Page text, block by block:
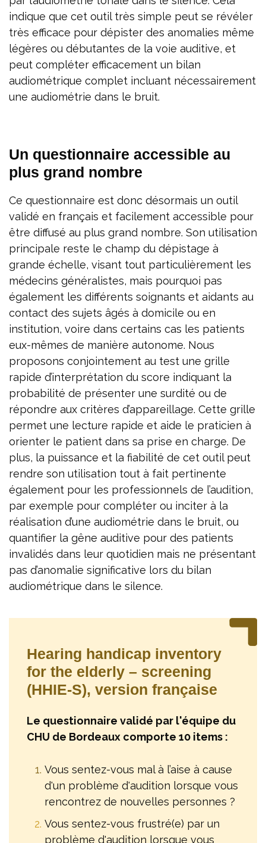
indique que cet outil très simple peut se révéler
très efficace pour dépister des anomalies même
légères ou débutantes de la voie auditive, et
peut compléter efficacement un bilan
audiométrique complet incluant nécessairement
une audiométrie dans le bruit.
Un questionnaire accessible au
plus grand nombre
Ce questionnaire est donc désormais un outil
validé en français et facilement accessible pour
être diffusé au plus grand nombre. Son utilisation
principale reste le champ du dépistage à
grande échelle, visant tout particulièrement les
médecins généralistes, mais pourquoi pas
également les différents soignants et aidants au
contact des sujets âgés à domicile ou en
institution, voire dans certains cas les patients
eux-mêmes de manière autonome. Nous
proposons conjointement au test une grille
rapide d’interprétation du score indiquant la
probabilité de présenter une surdité ou de
répondre aux critères d’appareillage. Cette grille
permet une lecture rapide et aide le praticien à
orienter le patient dans sa prise en charge. De
plus, la puissance et la fiabilité de cet outil peut
rendre son utilisation tout à fait pertinente
également pour les professionnels de l’audition,
par exemple pour compléter ou inciter à la
réalisation d’une audiométrie dans le bruit, ou
quantifier la gêne auditive pour des patients
invalidés dans leur quotidien mais ne présentant
pas d’anomalie significative lors du bilan
audiométrique dans le silence.
Hearing handicap inventory
for the elderly – screening
(HHIE-S), version française
Le questionnaire validé par l'équipe du
CHU de Bordeaux comporte 10 items :
Vous sentez-vous mal à l’aise à cause
d'un problème d'audition lorsque vous
rencontrez de nouvelles personnes ?
Vous sentez-vous frustré(e) par un
problème d'audition lorsque vous